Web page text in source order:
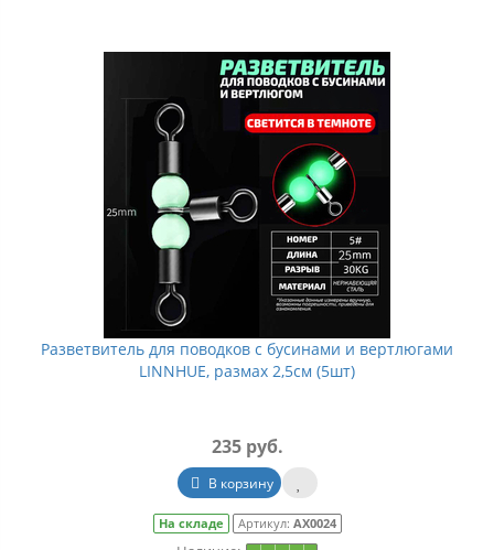
Разветвитель для поводков с бусинами и вертлюгами
LINNHUE, размах 2,5см (5шт)
235 руб.
В корзину
На складе Артикул: АХ0024